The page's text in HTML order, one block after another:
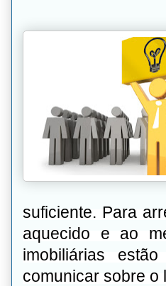
suficiente. Para
aquecido e ao
imobiliárias
comunicar sobre o